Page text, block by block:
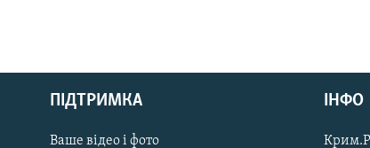
Русский
QırımtatarПІДТРИМКА
Ваше відео і фото
ІНФО